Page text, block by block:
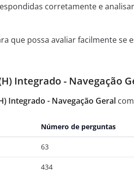
corretamente e
que possa avaliar facilmente se
Integrado - Navegação
Integrado - Navegação Geralcom
Número de perguntas
63
434